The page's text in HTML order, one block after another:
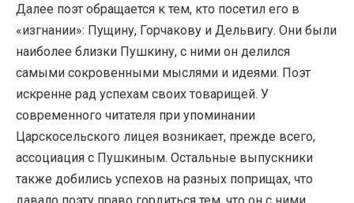
Далее поэт обращается к тем, кто посетил его в
«изгнании»: Пущину, Горчакову и Дельвигу. Они были
наиболее близки Пушкину, с ними он делился
самыми сокровенными мыслями и идеями. Поэт
искренне рад успехам своих товарищей. У
современного читателя при упоминании
Царскосельского лицея возникает, прежде всего,
ассоциация с Пушкиным. Остальные выпускники
также добились успехов на разных поприщах, что
давало поэту право гордиться тем, что он с ними